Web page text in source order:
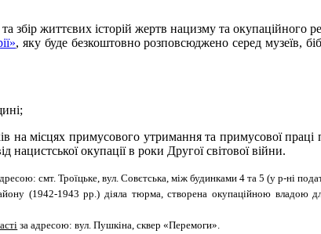
життєвих історій жертв нацизму та окупаційного
, яку буде безкоштовно розповсюджено серед музеїв,
на місцях примусового утримання та примусової праці
нацистської окупації в роки Другої світової війни.
смт. Троїцьке, вул. Совєтська, між будинками 4 та 5 (у р-ні
(1942-1943 рр.) діяла тюрма, створена окупаційною владою
за адресою: вул. Пушкіна, сквер «Перемоги».